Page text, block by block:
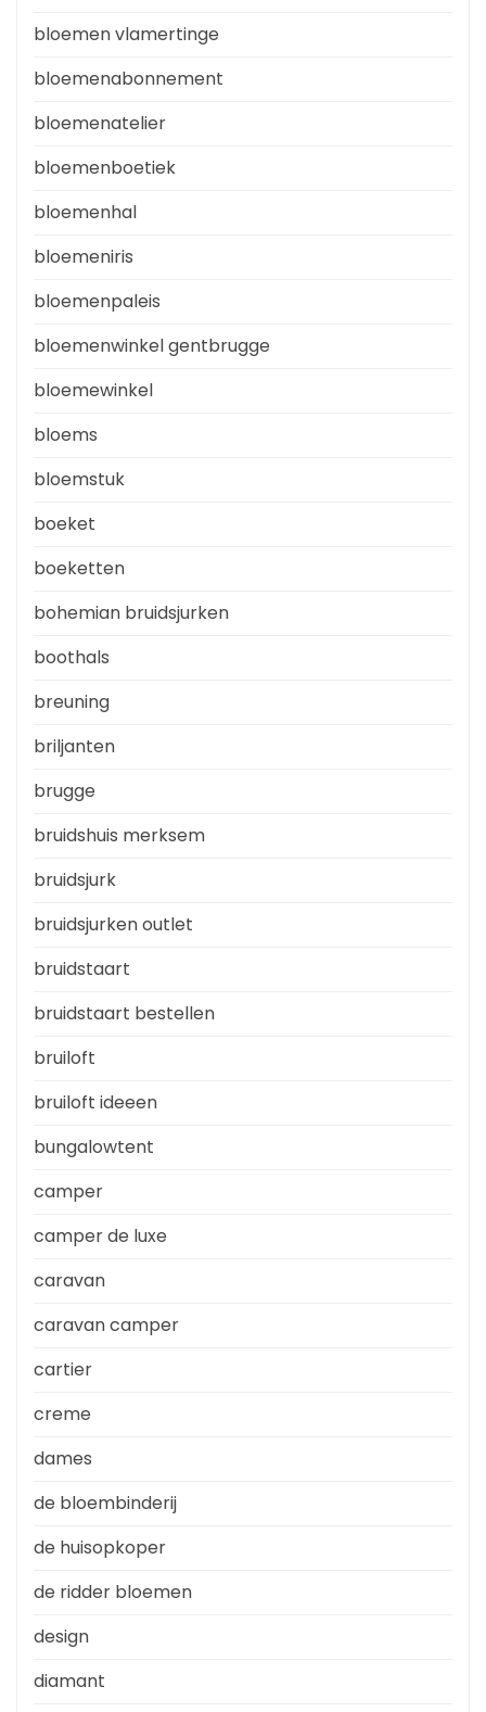
bloemen vlamertinge
bloemenabonnement
bloemenatelier
bloemenboetiek
bloemenhal
bloemeniris
bloemenpaleis
bloemenwinkel gentbrugge
bloemewinkel
bloems
bloemstuk
boeket
boeketten
bohemian bruidsjurken
boothals
breuning
briljanten
brugge
bruidshuis merksem
bruidsjurk
bruidsjurken outlet
bruidstaart
bruidstaart bestellen
bruiloft
bruiloft ideeen
bungalowtent
camper
camper de luxe
caravan
caravan camper
cartier
creme
dames
de bloembinderij
de huisopkoper
de ridder bloemen
design
diamant